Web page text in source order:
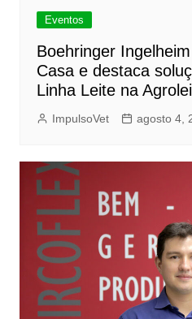
Eventos
Boehringer
Casa e destaca
Linha Leite na
ImpulsoVet agosto 4,